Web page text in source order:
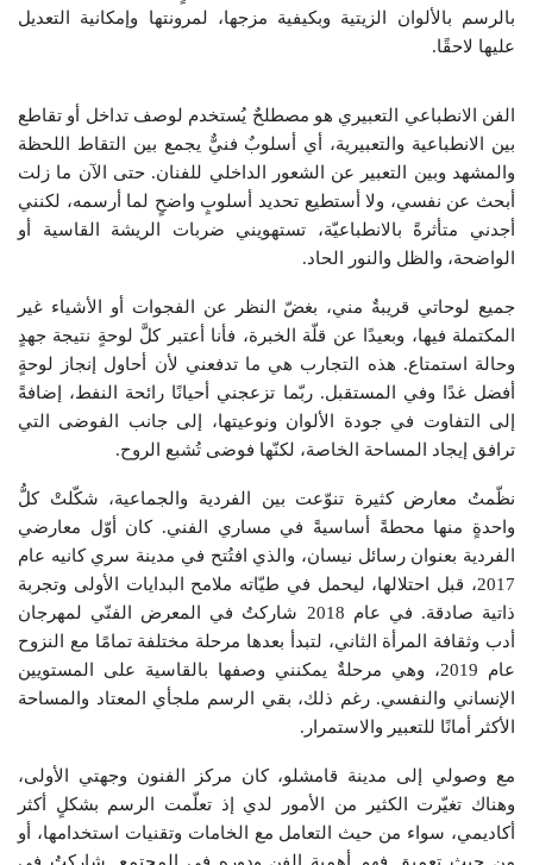
بالرسم بالألوان الزيتية وبكيفية مزجها، لمرونتها وإمكانية التعديل
عليها لاحقًا.
الفن الانطباعي التعبيري هو مصطلحٌ يُستخدم لوصف تداخل أو تقاطع
بين الانطباعية والتعبيرية، أي أسلوبٌ فنيٌّ يجمع بين التقاط اللحظة
والمشهد وبين التعبير عن الشعور الداخلي للفنان. حتى الآن ما زلت
أبحث عن نفسي، ولا أستطيع تحديد أسلوبٍ واضحٍ لما أرسمه، لكنني
أجدني متأثرةً بالانطباعيّة، تستهويني ضربات الريشة القاسية أو
الواضحة، والظل والنور الحاد.
جميع لوحاتي قريبةٌ مني، بغضّ النظر عن الفجوات أو الأشياء غير
المكتملة فيها، وبعيدًا عن قلّة الخبرة، فأنا أعتبر كلَّ لوحةٍ نتيجة جهدٍ
وحالة استمتاع. هذه التجارب هي ما تدفعني لأن أحاول إنجاز لوحةٍ
أفضل غدًا وفي المستقبل. ربّما تزعجني أحيانًا رائحة النفط، إضافةً
إلى التفاوت في جودة الألوان ونوعيتها، إلى جانب الفوضى التي
ترافق إيجاد المساحة الخاصة، لكنّها فوضى تُشبع الروح.
نظّمتُ معارض كثيرة تنوّعت بين الفردية والجماعية، شكّلتْ كلُّ
واحدةٍ منها محطةً أساسيةً في مساري الفني. كان أوّل معارضي
الفردية بعنوان رسائل نيسان، والذي افتُتح في مدينة سري كانيه عام
2017، قبل احتلالها، ليحمل في طيّاته ملامح البدايات الأولى وتجربة
ذاتية صادقة. في عام 2018 شاركتُ في المعرض الفنّي لمهرجان
أدب وثقافة المرأة الثاني، لتبدأ بعدها مرحلة مختلفة تمامًا مع النزوح
عام 2019، وهي مرحلةٌ يمكنني وصفها بالقاسية على المستويين
الإنساني والنفسي. رغم ذلك، بقي الرسم ملجأي المعتاد والمساحة
الأكثر أمانًا للتعبير والاستمرار.
مع وصولي إلى مدينة قامشلو، كان مركز الفنون وجهتي الأولى،
وهناك تغيّرت الكثير من الأمور لدي إذ تعلّمت الرسم بشكلٍ أكثر
أكاديمي، سواء من حيث التعامل مع الخامات وتقنيات استخدامها، أو
من حيث تعميق فهم أهمية الفن ودوره في المجتمع. شاركتُ في